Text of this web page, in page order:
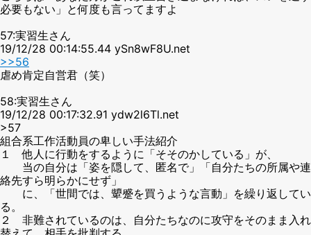
必要もない」と何度も言ってますよ
57:実習生さん
19/12/28 00:14:55.44 ySn8wF8U.net
>>56
虐め肯定自営君（笑）
58:実習生さん
19/12/28 00:17:32.91 ydw2l6Tl.net
>57
組合系工作活動員の卑しい手法紹介
１ 他人に行動をするように「そそのかしている」が、
当の自分は「姿を隠して、匿名で」「自分たちの所属や連
絡先すら明らかにせず」
に、「世間では、顰蹙を買うような言動」を繰り返してい
る。
２ 非難されているのは、自分たちなのに攻守をそのまま入れ